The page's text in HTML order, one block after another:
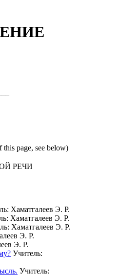
this page, see below)
РЕЧИ
Хаматгалеев Э. Р.
Хаматгалеев Э. Р.
Хаматгалеев Э. Р.
Э. Р.
Э. Р.
Учитель:
Учитель: